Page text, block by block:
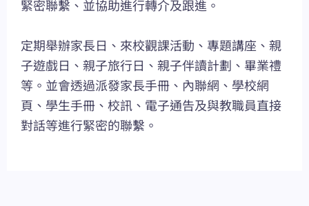
緊密聯繫、並協助進行轉介及跟進。
定期舉辦家長日、來校觀課活動、專題講座、親
子遊戲日、親子旅行日、親子伴讀計劃、畢業禮
等。並會透過派發家長手冊、內聯網、學校網
頁、學生手冊、校訊、電子通告及與教職員直接
對話等進行緊密的聯繫。